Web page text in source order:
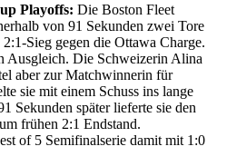
Playoffs: Die Boston Fleet
von 91 Sekunden zwei Tore
Sieg gegen die Ottawa Charge.
Ausgleich. Die Schweizerin Alina
aber zur Matchwinnerin für
sie mit einem Schuss ins lange
Sekunden später lieferte sie den
frühen 2:1 Endstand.
of 5 Semifinalserie damit mit 1:0